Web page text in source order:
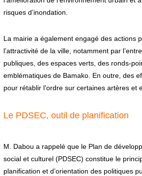
risques d’inondation.
La mairie a également engagé des actions
l’attractivité de la ville, notamment par
publiques, des espaces verts, des ronds-
emblématiques de Bamako. En outre, des
pour rétablir l’ordre sur certaines artères et
Le PDSEC, outil de planification
M. Dabou a rappelé que le Plan de
social et culturel (PDSEC) constitue le
planification et d’orientation des politiques